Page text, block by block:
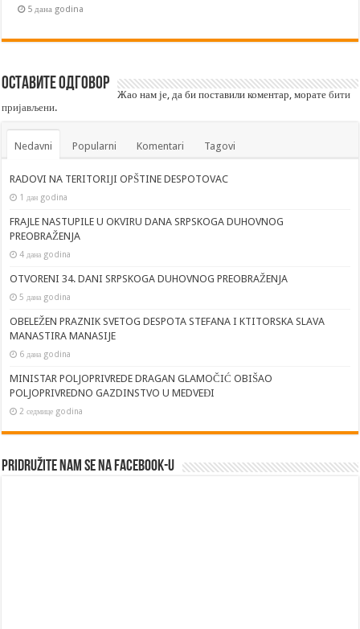
5 дана godina
Оставите одговор
Жао нам је, да би поставили коментар, моратебити
пријављени.
Nedavni Popularni Komentari Tagovi
RADOVI NA TERITORIJI OPŠTINE DESPOTOVAC
1 дан godina
FRAJLE NASTUPILE U OKVIRU DANA SRPSKOGA DUHOVNOG
PREOBRAŽENJA
4 дана godina
OTVORENI 34. DANI SRPSKOGA DUHOVNOG PREOBRAŽENJA
5 дана godina
OBELEŽEN PRAZNIK SVETOG DESPOTA STEFANA I KTITORSKA SLAVA
MANASTIRA MANASIJE
6 дана godina
MINISTAR POLJOPRIVREDE DRAGAN GLAMOČIĆ OBIŠAO
POLJOPRIVREDNO GAZDINSTVO U MEDVEĐI
2 седмице godina
Pridružite nam se na Facebook-u